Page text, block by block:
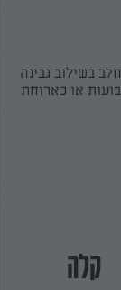
בשילוב גבינה
או כארוחת
קלה